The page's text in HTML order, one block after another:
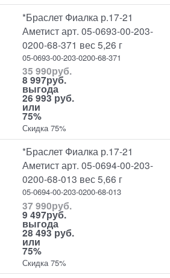
*Браслет Фиалка р.17-21
Аметист арт. 05-0693-00-203-
0200-68-371 вес 5,26 г
05-0693-00-203-0200-68-371
35 990руб.
8 997руб.
выгода
26 993 руб.
или
75%
Скидка 75%
*Браслет Фиалка р.17-21
Аметист арт. 05-0694-00-203-
0200-68-013 вес 5,66 г
05-0694-00-203-0200-68-013
37 990руб.
9 497руб.
выгода
28 493 руб.
или
75%
Скидка 75%